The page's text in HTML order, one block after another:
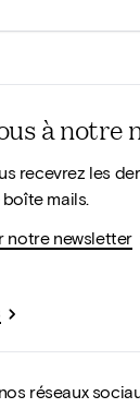
à notre
recevrez les
mails.
notre newsletter
réseaux